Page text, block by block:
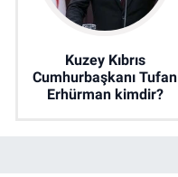
Kuzey Kıbrıs
Cumhurbaşkanı Tufan
Erhürman kimdir?